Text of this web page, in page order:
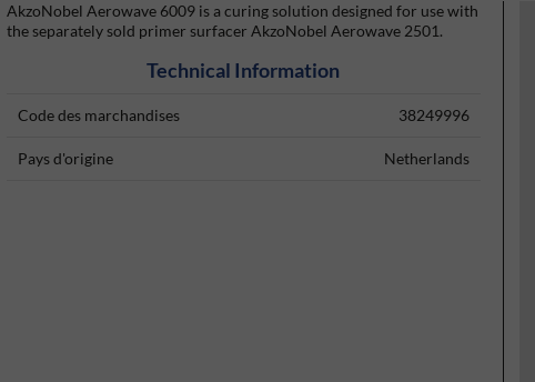
AkzoNobel Aerowave 6009 is a curing solution designed for use with
the separately sold primer surfacer AkzoNobel Aerowave 2501.
Technical Information
Code des marchandises 38249996
Pays d'origine Netherlands